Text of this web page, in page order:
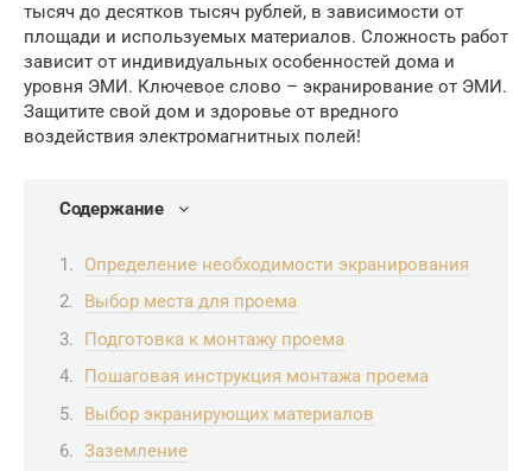
тысяч до десятков тысяч рублей, в зависимости от
площади и используемых материалов. Сложность работ
зависит от индивидуальных особенностей дома и
уровня ЭМИ. Ключевое слово – экранирование от ЭМИ.
Защитите свой дом и здоровье от вредного
воздействия электромагнитных полей!
Содержание
Определение необходимости экранирования
Выбор места для проема
Подготовка к монтажу проема
Пошаговая инструкция монтажа проема
Выбор экранирующих материалов
Заземление